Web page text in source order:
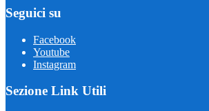
Seguici su
Facebook
Youtube
Instagram
Sezione Link Utili